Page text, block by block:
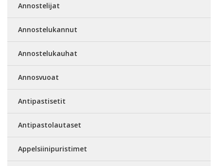
Annostelijat
Annostelukannut
Annostelukauhat
Annosvuoat
Antipastisetit
Antipastolautaset
Appelsiinipuristimet